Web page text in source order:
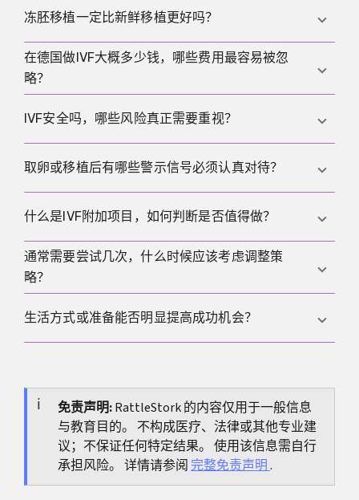
妊娠概率，但也会同时增加孕期与新生儿风险。
第3天移植是在更早阶段移植，而囊胚移植会培养更久
育情况、既往治疗史以及实验室流程与经验。
冻胚移植一定比新鲜移植更好吗？
在某些情况下冻胚移植可能更有优势，例如存在过度
刺激风险或希望在更理想的周期完成内膜准备，但在
在德国做IVF大概多少钱，哪些费用最容易被忽
略？
一个包含药物的完整尝试常见约4,000到7,000欧元，
目可能再增加数百到数千欧元，因此建议在开始前拿
IVF安全吗，哪些风险真正需要重视？
多数周期并发症不多，但需要重点关注卵巢过度刺激
胎风险以及心理压力，而现代监测、个体化方案与单
取卵或移植后有哪些警示信号必须认真对待？
若出现明显或加重的腹痛、呼吸困难、腹围快速增
应立即联系中心或急诊处理，因为少见并发症需要尽
早识别。
什么是IVF附加项目，如何判断是否值得做？
附加项目是超出标准流程的实验室或辅助措施，只有
在存在明确指征、讨论的获益以活产为核心结局、并
合理选择。
通常需要尝试几次，什么时候应该考虑调整策
略？
很多中心会在一到三次有完整记录的周期后做阶段性
生活方式或准备能否明显提高成功机会？
能改善基础状况，而缺乏针对性的补充剂或极端饮食
往往帮助有限，因此更建议把可行措施与医生一起做
个体化评估与选择。
免责声明:RattleStork 的内容仅用于一般信息
与教育目的。 不构成医疗、法律或其他专业建
议；不保证任何特定结果。 使用该信息需自行
承担风险。 详情请参阅完整免责声明.